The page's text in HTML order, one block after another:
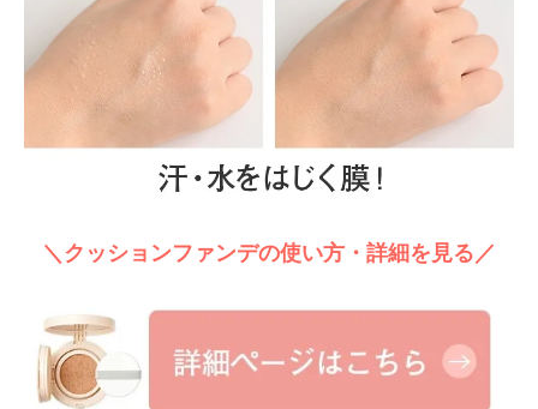
＼クッションファンデの使い方・詳細を見る／